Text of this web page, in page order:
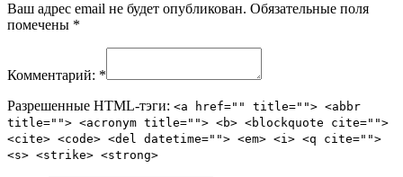
Ваш адрес email не будет опубликован. Обязательные поля
помечены *
Комментарий: *
Разрешенные HTML-тэги: <a href="" title=""> <abbr
title=""> <acronym title=""> <b> <blockquote cite="">
<cite> <code> <del datetime=""> <em> <i> <q cite="">
<s> <strike> <strong>